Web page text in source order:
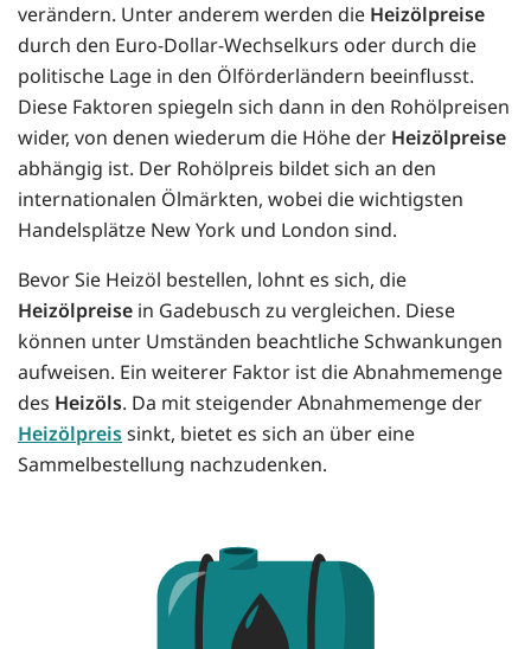
verändern. Unter anderem werden die Heizölpreise
durch den Euro-Dollar-Wechselkurs oder durch die
politische Lage in den Ölförderländern beeinflusst.
Diese Faktoren spiegeln sich dann in den Rohölpreisen
wider, von denen wiederum die Höhe der Heizölpreise
abhängig ist. Der Rohölpreis bildet sich an den
internationalen Ölmärkten, wobei die wichtigsten
Handelsplätze New York und London sind.
Bevor Sie Heizöl bestellen, lohnt es sich, die
Heizölpreise in Gadebusch zu vergleichen. Diese
können unter Umständen beachtliche Schwankungen
aufweisen. Ein weiterer Faktor ist die Abnahmemenge
des Heizöls. Da mit steigender Abnahmemenge der
Heizölpreissinkt, bietet es sich an über eine
Sammelbestellung nachzudenken.